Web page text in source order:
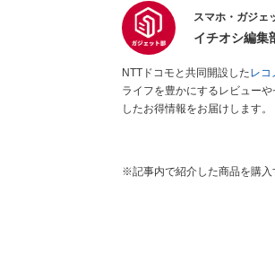
スマホ・ガジェ
イチオシ編
NTTドコモと共同開設したレコ
ライフを豊かにするレビュー
したお得情報をお届けします。
※記事内で紹介した商品を購入